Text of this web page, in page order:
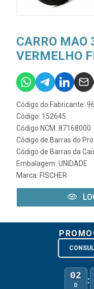
CARRO MAO
VERMELHO
Código do Fabricante:
Código: 152645
Código NCM: 87168000
Código de Barras do
Código de Barras da
Embalagem: UNIDADE
Marca: FISCHER
02
D :